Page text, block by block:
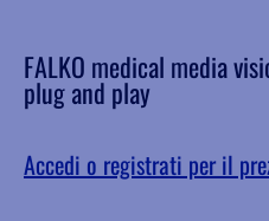
FALKO medical media
plug and play
Accedi o registrati per il